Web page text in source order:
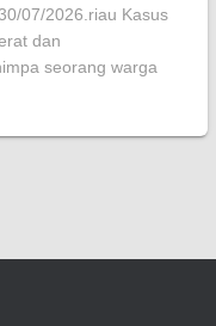
07/2026.riau Kasus
dan
seorang warga